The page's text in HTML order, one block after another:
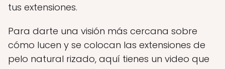
tus extensiones.
Para darte una visión más cercana sobre
cómo lucen y se colocan las extensiones de
pelo natural rizado, aquí tienes un video que